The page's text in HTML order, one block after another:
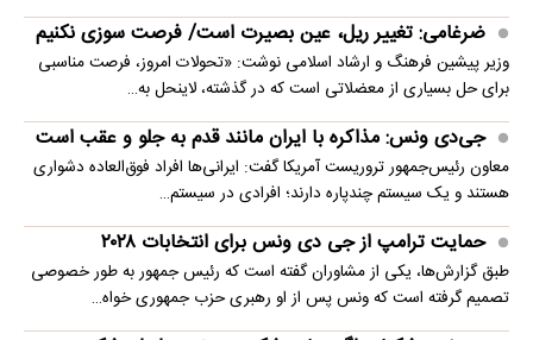
ضرغامی: تغییر ریل، عین بصیرت است/ فرصت سوزی نکنیم
وزیر پیشین فرهنگ و ارشاد اسلامی نوشت: «تحولات امروز، فرصت مناسبی
برای حل بسیاری از معضلاتی‌ است که در گذشته، لاینحل به…
جی‌دی ونس: مذاکره با ایران مانند قدم به جلو و عقب است
معاون رئیس‌جمهور تروریست آمریکا گفت: ایرانی‌ها افراد فوق‌العاده دشواری
هستند و یک سیستم چندپاره دارند؛ افرادی در سیستم…
حمایت ترامپ از جی دی ونس برای انتخابات ۲۰۲۸
طبق گزارش‌ها، یکی از مشاوران گفته است که رئیس جمهور به طور خصوصی
تصمیم گرفته است که ونس پس از او رهبری حزب جمهوری خواه…